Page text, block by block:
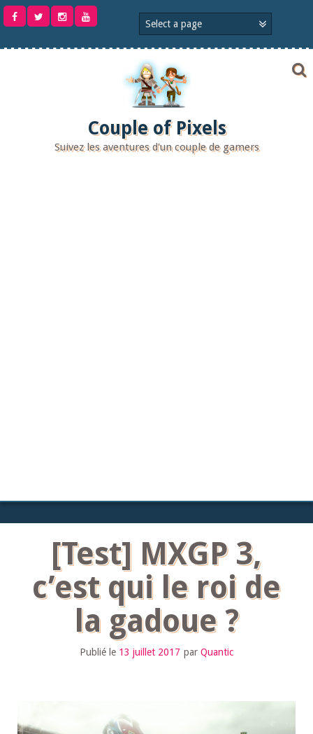
Aller
Couple of Pixels
Suivez les aventures d'un couple de gamers
[Test] MXGP 3,
c’est qui le roi de
la gadoue ?
Publié le 13 juillet 2017 par Quantic